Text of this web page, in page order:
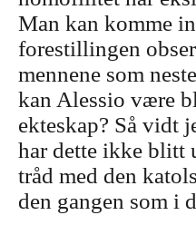
Man kan komme
forestillingen
mennene som
kan Alessio være
ekteskap? Så vidt
har dette ikke blitt
tråd med den
den gangen som i